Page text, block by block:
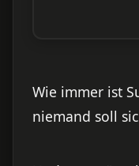
Wie immer ist
niemand soll